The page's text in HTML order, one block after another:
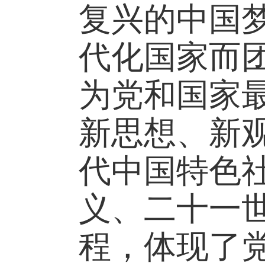
复兴的中国
代化国家而
为党和国家
新思想、新
代中国特色
义、二十一
程，体现了